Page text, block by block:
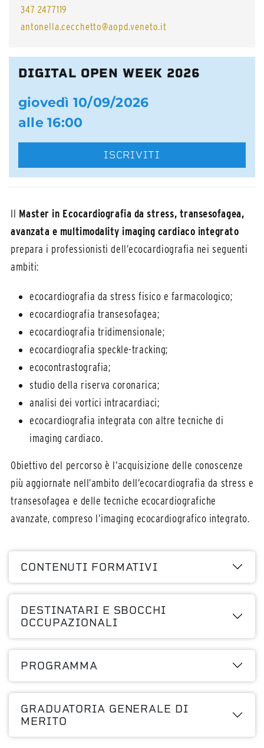
Il Master in Ecocardiografia da stress, transesofagea,
avanzata e multimodality imaging cardiaco integrato
prepara i professionisti dell’ecocardiografia nei seguenti
ambiti:
ecocardiografia da stress fisico e farmacologico;
ecocardiografia transesofagea;
ecocardiografia tridimensionale;
ecocardiografia speckle-tracking;
ecocontrastografia;
studio della riserva coronarica;
analisi dei vortici intracardiaci;
ecocardiografia integrata con altre tecniche di
imaging cardiaco.
Obiettivo del percorso è l’acquisizione delle conoscenze
più aggiornate nell’ambito dell’ecocardiografia da stress e
transesofagea e delle tecniche ecocardiografiche
avanzate, compreso l’imaging ecocardiografico integrato.
CONTENUTI FORMATIVI
DESTINATARI E SBOCCHI
OCCUPAZIONALI
PROGRAMMA
GRADUATORIA GENERALE DI
MERITO
347 2477119
antonella.cecchetto@aopd.veneto.it
DIGITAL OPEN WEEK 2026
giovedì 10/09/2026
alle 16:00
ISCRIVITI